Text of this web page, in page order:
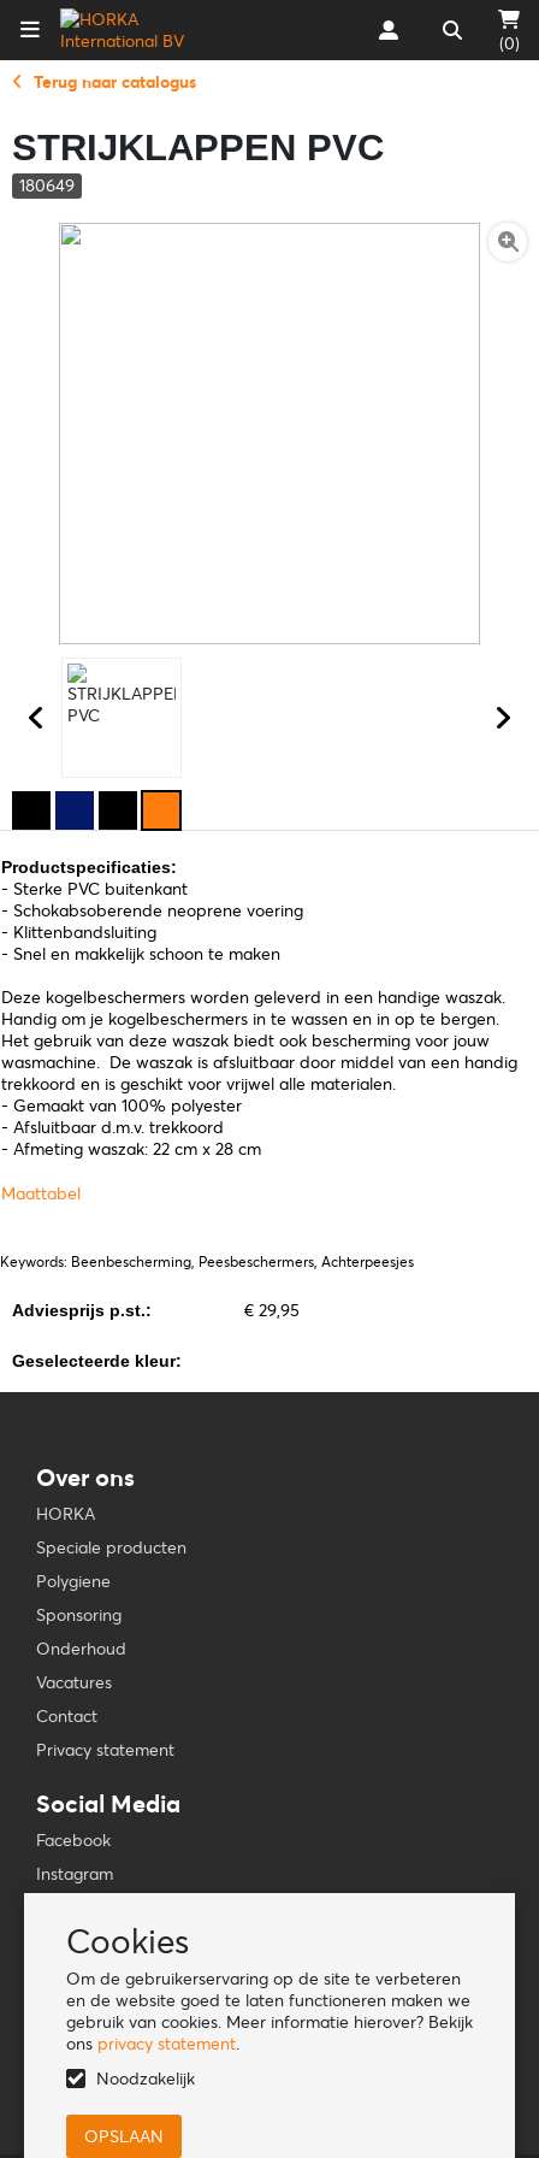
Cookies
Om de gebruikerservaring op de site te verbeteren
en de website goed te laten functioneren maken we
gebruik van cookies. Meer informatie hierover? Bekijk
ons privacy statement.
Noodzakelijk
(0)
Terug naar catalogus
STRIJKLAPPEN PVC
180649
Productspecificaties:
- Sterke PVC buitenkant
- Schokabsoberende neoprene voering
- Klittenbandsluiting
- Snel en makkelijk schoon te maken
Deze kogelbeschermers worden geleverd in een handige waszak.
Handig om je kogelbeschermers in te wassen en in op te bergen.
Het gebruik van deze waszak biedt ook bescherming voor jouw
wasmachine. De waszak is afsluitbaar door middel van een handig
trekkoord en is geschikt voor vrijwel alle materialen.
- Gemaakt van 100% polyester
- Afsluitbaar d.m.v. trekkoord
- Afmeting waszak: 22 cm x 28 cm
Maattabel
Keywords: Beenbescherming, Peesbeschermers, Achterpeesjes
Adviesprijs p.st.: € 29,95
Geselecteerde kleur:
Over ons
HORKA
Speciale producten
Polygiene
Sponsoring
Onderhoud
Vacatures
Contact
Privacy statement
Social Media
Facebook
Instagram
TikTok
Tools
Lookbook
Nieuwe klant